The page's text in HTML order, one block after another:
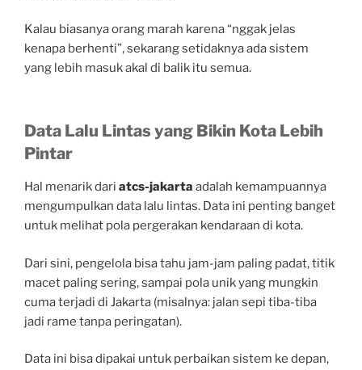
Kalau biasanya orang marah karena “nggak jelas
kenapa berhenti”, sekarang setidaknya ada sistem
yang lebih masuk akal di balik itu semua.
Data Lalu Lintas yang Bikin Kota Lebih
Pintar
Hal menarik dari atcs-jakarta adalah kemampuannya
mengumpulkan data lalu lintas. Data ini penting banget
untuk melihat pola pergerakan kendaraan di kota.
Dari sini, pengelola bisa tahu jam-jam paling padat, titik
macet paling sering, sampai pola unik yang mungkin
cuma terjadi di Jakarta (misalnya: jalan sepi tiba-tiba
jadi rame tanpa peringatan).
Data ini bisa dipakai untuk perbaikan sistem ke depan,